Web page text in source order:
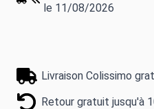
le 11/08/2026
Livraison Colissimo
Retour gratuit jusqu'à